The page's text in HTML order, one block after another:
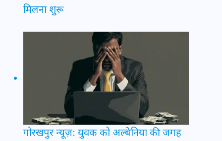
मिलना शुरू
गोरखपुर न्यूज़: युवक को अल्बेनिया की जगह